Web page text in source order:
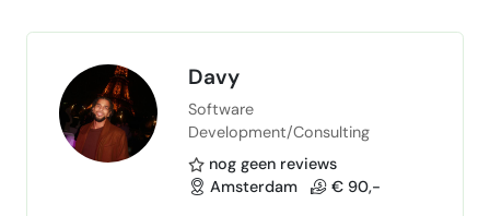
Davy
Software
Development/Consulting
nog geen reviews
Amsterdam
€ 90,-